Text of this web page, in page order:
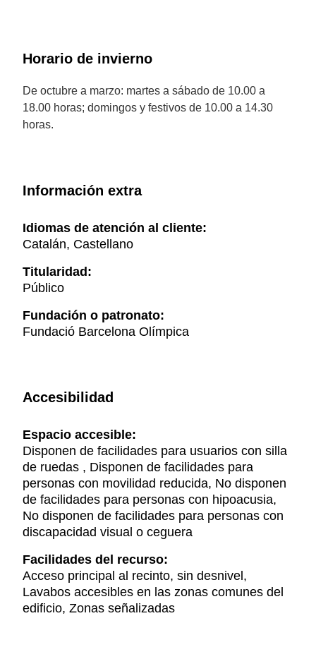
Horario de invierno
De octubre a marzo: martes a sábado de 10.00 a
18.00 horas; domingos y festivos de 10.00 a 14.30
horas.
Información extra
Idiomas de atención al cliente:
Catalán, Castellano
Titularidad:
Público
Fundación o patronato:
Fundació Barcelona Olímpica
Accesibilidad
Espacio accesible:
Disponen de facilidades para usuarios con silla
de ruedas , Disponen de facilidades para
personas con movilidad reducida, No disponen
de facilidades para personas con hipoacusia,
No disponen de facilidades para personas con
discapacidad visual o ceguera
Facilidades del recurso:
Acceso principal al recinto, sin desnivel,
Lavabos accesibles en las zonas comunes del
edificio, Zonas señalizadas